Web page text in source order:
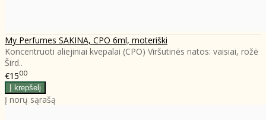
My Perfumes SAKINA, CPO 6ml, moteriški
Koncentruoti aliejiniai kvepalai (CPO) Viršutinės natos: vaisiai, rožė
Šird..
€1500
Į norų sąrašą